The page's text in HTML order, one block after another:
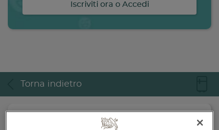
Primi piatti
Piatti unici
Dolci
Buoni sconto
Iscriviti ora o Accedi
Torna indietro